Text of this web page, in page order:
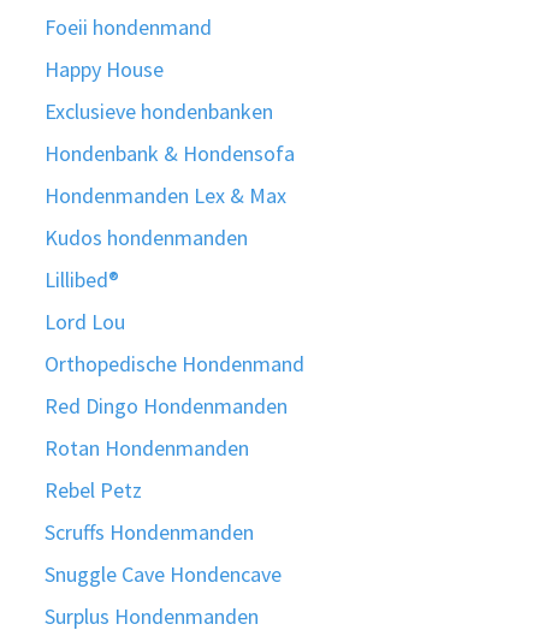
Foeii hondenmand
Happy House
Exclusieve hondenbanken
Hondenbank & Hondensofa
Hondenmanden Lex & Max
Kudos hondenmanden
Lillibed®
Lord Lou
Orthopedische Hondenmand
Red Dingo Hondenmanden
Rotan Hondenmanden
Rebel Petz
Scruffs Hondenmanden
Snuggle Cave Hondencave
Surplus Hondenmanden